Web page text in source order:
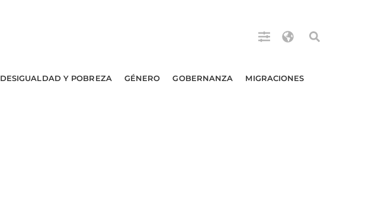
DESIGUALDAD Y POBREZA GÉNERO GOBERNANZA MIGRACIONES